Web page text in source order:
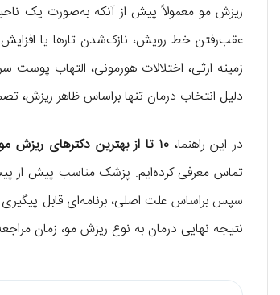
ریزش مو معمولاً پیش از آنکه به‌صورت یک
عقب‌رفتن خط رویش، نازک‌شدن تارها یا
زمینه ارثی، اختلالات هورمونی، التهاب
دلیل انتخاب درمان تنها براساس ظاهر ریزش،
در این راهنما،۱۰ تا از بهترین دکترهای ریزش مو در تجریش
سپس براساس علت اصلی، برنامه‌ای قابل پیگیری
نتیجه نهایی درمان به نوع ریزش مو، زمان